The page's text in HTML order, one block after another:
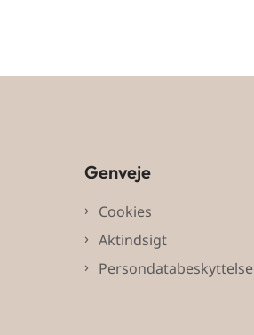
Genveje
Cookies
Aktindsigt
Persondatabeskyttelse